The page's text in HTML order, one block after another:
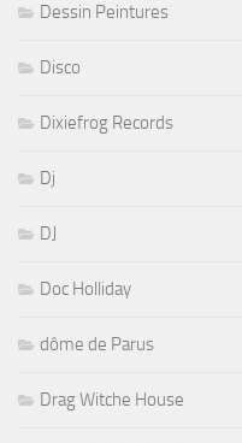
Dessin Peintures
Disco
Dixiefrog Records
Dj
DJ
Doc Holliday
dôme de Parus
Drag Witche House